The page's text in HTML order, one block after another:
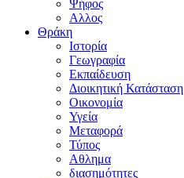
Ψήφος
Αλλος
Θράκη
Ιστορία
Γεωγραφία
Εκπαίδευση
Διοικητική Κατάσταση
Οικονομία
Υγεία
Μεταφορά
Τύπος
Αθλημα
διασημότητες